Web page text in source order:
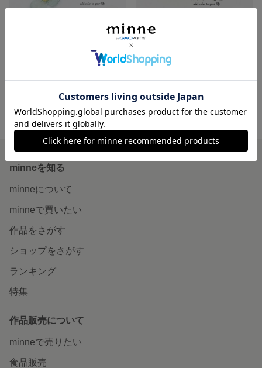
1,800円
minne ホーム あじさい恋珈 の作品一覧
minneを知る
minneについて
minneで買いたい
作品をさがす
ショップをさがす
ランキング
特集
作品販売について
minneで売りたい
食品販売